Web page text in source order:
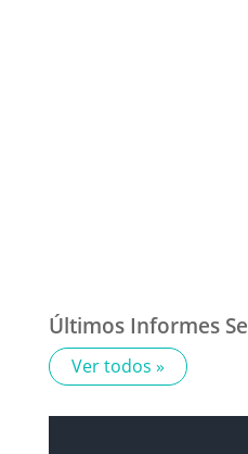
Últimos Informes
Ver todos »